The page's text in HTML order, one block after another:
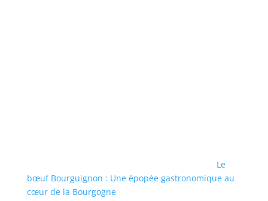
Le
bœuf Bourguignon : Une épopée gastronomique au
cœur de la Bourgogne